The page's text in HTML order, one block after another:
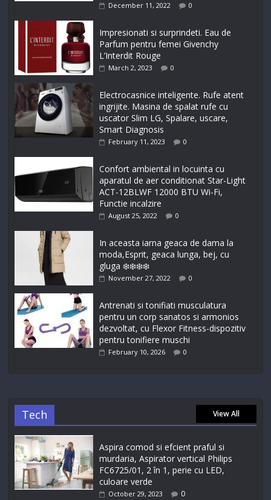
December 11, 2022 0
Impresionati si surprindeti. Eau de
Parfum pentru femei Givenchy
L’Interdit Rouge
March 2, 2023 0
Electrocasnice inteligente. Rufe atent
ingrijite. Masina de spalat rufe cu
uscator Slim LG, Spalare, uscare,
Smart Diagnosis
February 11, 2023 0
Confort ambiental in locuinta cu
aparatul de aer conditionat Star-Light
ACT-12BLWF 12000 BTU Wi-Fi,
Functie incalzire
August 25, 2022 0
In aceasta iarna geaca de dama la
moda,Esprit, geaca lunga, bej, cu
gluga ❄️❄️❄️❄️
November 27, 2022 0
Antrenati si tonifiati musculatura
pentru un corp sanatos si armonios
dezvoltat, cu Flexor Fitness-dispozitiv
pentru tonifiere muschi
February 10, 2026 0
Tech View All
Aspira comod si efcient praful si
murdaria, Aspirator vertical Philips
FC6725/01, 2 în 1, perie cu LED,
culoare verde
October 29, 2023 0